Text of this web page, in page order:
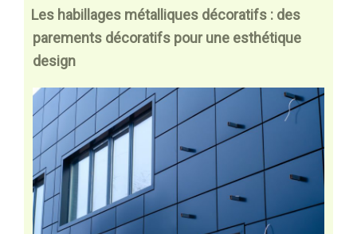
Les habillages métalliques décoratifs : des
parements décoratifs pour une esthétique
design